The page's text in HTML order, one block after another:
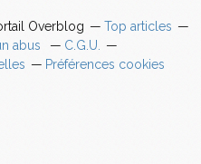
Overblog
Top articles
abus
C.G.U.
Préférences cookies